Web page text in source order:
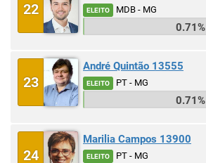
22 ELEITO MDB - MG
0.71%
23
André Quintão 13555
ELEITO PT - MG
0.71%
24
Marilia Campos 13900
ELEITO PT - MG